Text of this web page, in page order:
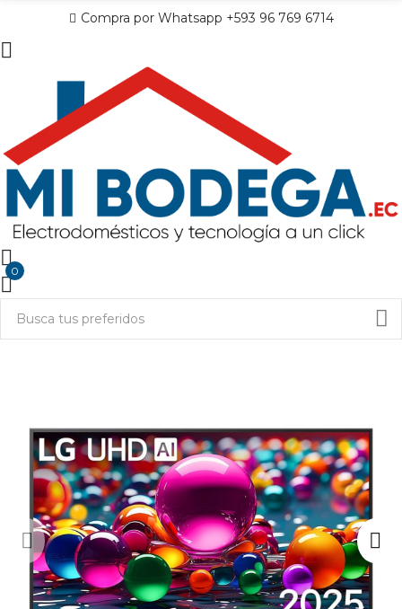
Compra por Whatsapp +593 96 769 6714
0